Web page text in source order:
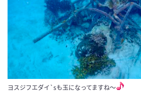
ヨスジフエダイ`sも玉になってますね〜